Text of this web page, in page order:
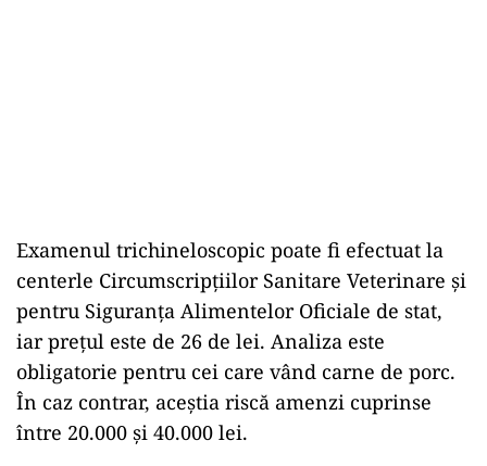
Examenul trichineloscopic poate fi efectuat la
centerle Circumscripțiilor Sanitare Veterinare și
pentru Siguranța Alimentelor Oficiale de stat,
iar prețul este de 26 de lei. Analiza este
obligatorie pentru cei care vând carne de porc.
În caz contrar, aceștia riscă amenzi cuprinse
între 20.000 și 40.000 lei.